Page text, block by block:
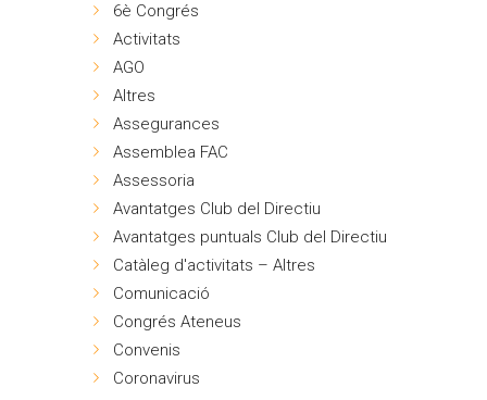
6è Congrés
Activitats
AGO
Altres
Assegurances
Assemblea FAC
Assessoria
Avantatges Club del Directiu
Avantatges puntuals Club del Directiu
Catàleg d'activitats – Altres
Comunicació
Congrés Ateneus
Convenis
Coronavirus